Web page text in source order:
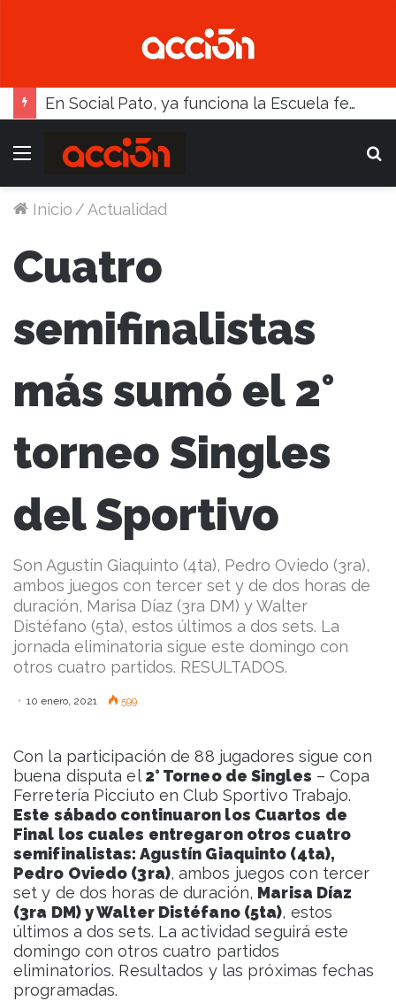
En Social Pato, ya funciona la Escuela femenina de paleta
Menú
Inicio /Actualidad
Cuatro
semifinalistas
más sumó el 2°
torneo Singles
del Sportivo
Son Agustín Giaquinto (4ta), Pedro Oviedo (3ra),
ambos juegos con tercer set y de dos horas de
duración, Marisa Díaz (3ra DM) y Walter
Distéfano (5ta), estos últimos a dos sets. La
jornada eliminatoria sigue este domingo con
otros cuatro partidos. RESULTADOS.
10 enero, 2021 599
Con la participación de 88 jugadores sigue con
buena disputa el2° Torneo de Singles – Copa
Ferretería Picciuto en Club Sportivo Trabajo.
Este sábado continuaron los Cuartos de
Final los cuales entregaron otros cuatro
semifinalistas: Agustín Giaquinto (4ta),
Pedro Oviedo (3ra), ambos juegos con tercer
set y de dos horas de duración, Marisa Díaz
(3ra DM) y Walter Distéfano (5ta), estos
últimos a dos sets. La actividad seguirá este
domingo con otros cuatro partidos
eliminatorios. Resultados y las próximas fechas
programadas.